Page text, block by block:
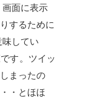
面に表示
するために
してい
す。ツイッ
まったの
・とほほ